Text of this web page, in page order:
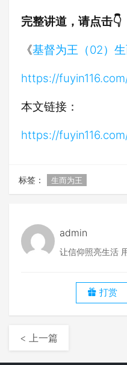
完整讲道，请点击👇
《基督为王（02）
https://
本文链接：
https://
标签： 生而为王
admin
打赏
< 上一篇